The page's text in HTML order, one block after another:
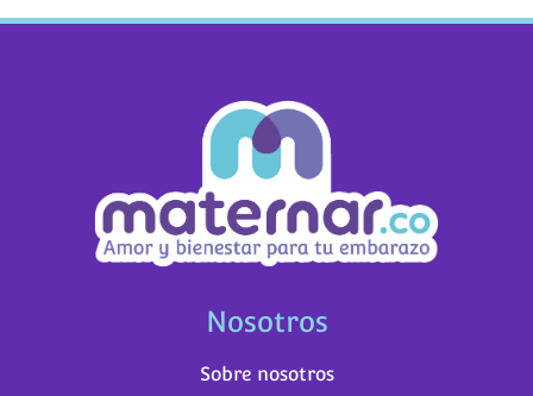
Nosotros
Sobre nosotros